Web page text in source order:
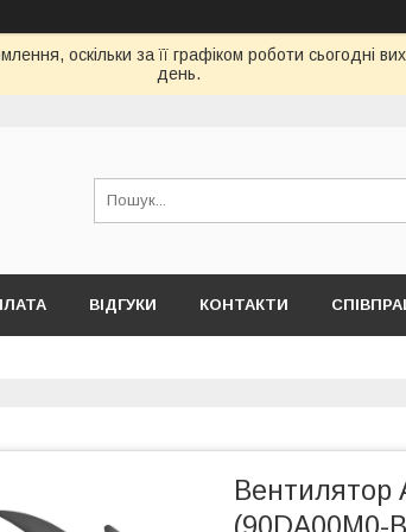
оскільки за її графіком роботи сьогодні
день.
ВІДГУКИ КОНТАКТИ
Вентилятор